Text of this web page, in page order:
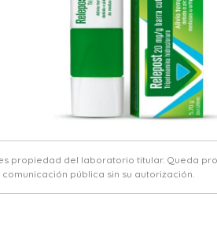
propiedad del laboratorio titular. Queda
pública sin su autorización.